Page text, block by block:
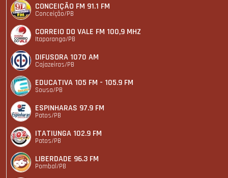
CONCEIÇÃO FM 91.1 FM
Conceição/PB
CORREIO DO VALE FM 100,9 MHZ
Itaporanga/PB
DIFUSORA 1070 AM
Cajazeiras/PB
EDUCATIVA 105 FM - 105.9 FM
Sousa/PB
ESPINHARAS 97.9 FM
Patos/PB
ITATIUNGA 102.9 FM
Patos/PB
LIBERDADE 96.3 FM
Pombal/PB